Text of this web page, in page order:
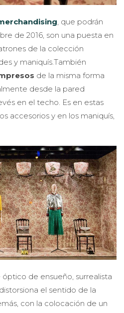
, que podrán
de 2016, son una puesta en
de la colección
y maniquís.También
de la misma forma
desde la pared
en el techo. Es en estas
accesorios y en los maniquís,
óptico de ensueño, surrealista
el sentido de la
con la colocación de un